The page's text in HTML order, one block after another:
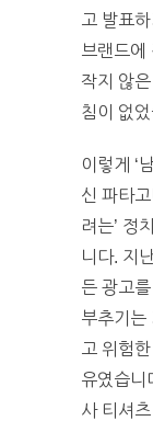
고 발표
브랜드에
작지 않
침이 없
이렇게 ‘
신 파타
려는’ 정
니다. 지
든 광고
부추기는
고 위험
유였습니
사 티셔츠